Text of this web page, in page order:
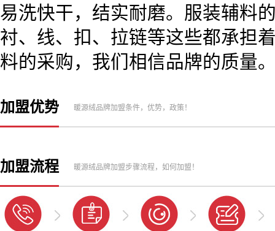
易洗快干，结实耐磨。服装辅料
衬、线、扣、拉链等这些都承担
料的采购，我们相信品牌的质量
加盟优势 暖源绒品牌加盟条件，优势，政策！
加盟流程 暖源绒品牌加盟步骤流程，如何加盟！